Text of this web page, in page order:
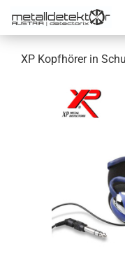
XP Kopfhörer in